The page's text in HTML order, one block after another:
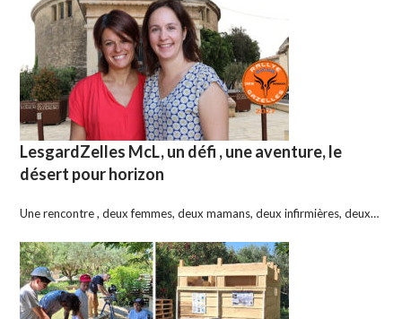
LesgardZelles McL, un défi , une aventure, le
désert pour horizon
Une rencontre , deux femmes, deux mamans, deux infirmières, deux…